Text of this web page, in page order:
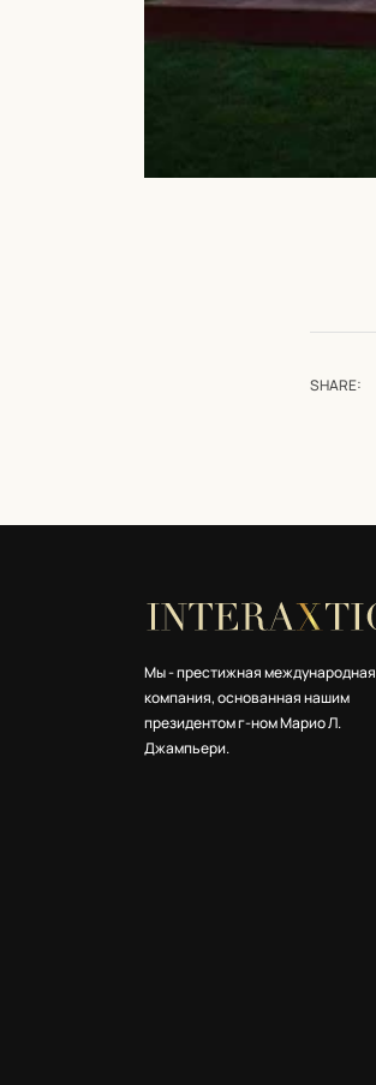
SHARE:
Мы - престижная международная
компания, основанная нашим
президентом г-ном Марио Л.
Джампьери.